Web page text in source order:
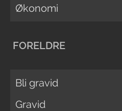
Økonomi
FORELDRE
Bli gravid
Gravid